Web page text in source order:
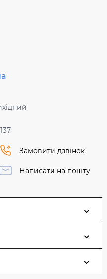
Замовити дзвінок
Написати на пошту